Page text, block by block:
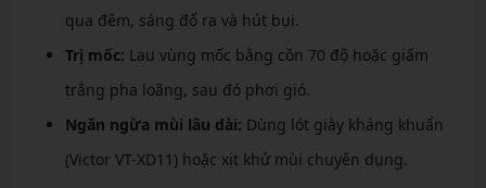
qua đêm, sáng đổ ra và hút bụi.
Trị mốc: Lau vùng mốc bằng cồn 70 độ hoặc giấm
trắng pha loãng, sau đó phơi gió.
Ngăn ngừa mùi lâu dài: Dùng lót giày kháng khuẩn
(Victor VT-XD11) hoặc xịt khử mùi chuyên dụng.